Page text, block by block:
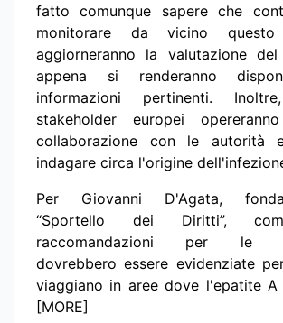
fatto comunque sapere che
monitorare da vicino
aggiorneranno la valutazione
appena si renderanno
informazioni pertinenti.
stakeholder europei
collaborazione con le autorità
indagare circa l'origine
Per Giovanni D'Agata,
“Sportello dei Diritti”,
raccomandazioni per le
dovrebbero essere evidenziate
viaggiano in aree dove l'epatite A
[MORE]